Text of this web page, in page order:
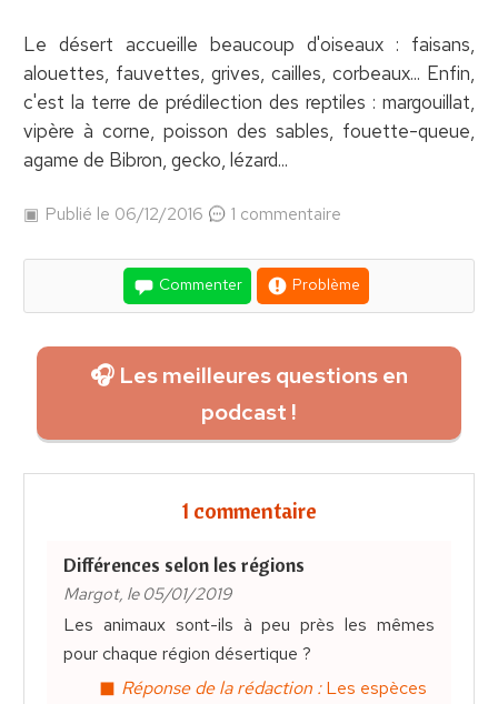
Le désert accueille beaucoup d'oiseaux : faisans,
alouettes, fauvettes, grives, cailles, corbeaux... Enfin,
c'est la terre de prédilection des reptiles : margouillat,
vipère à corne, poisson des sables, fouette-queue,
agame de Bibron, gecko, lézard...
Publié le 06/12/2016 1 commentaire
Commenter Problème
🎧 Les meilleures questions en
podcast !
1 commentaire
Différences selon les régions
Margot, le 05/01/2019
Les animaux sont-ils à peu près les mêmes
pour chaque région désertique ?
Réponse de la rédaction :Les espèces